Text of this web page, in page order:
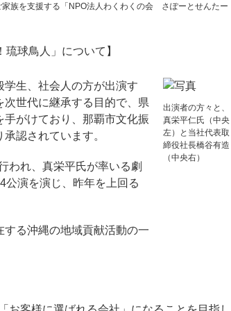
族を支援する「NPO法人わくわくの会 さぽーとせんたー
球鳥人」について】
生、社会人の方が出演す
世代に継承する目的で、県
がけており、那覇市文化振
認されています。
出演者の方々と、
真栄平仁氏（中央
左）と当社代表取
締役社長橋谷有造
（中央右）
われ、真栄平氏が率いる劇
公演を演じ、昨年を上回る
る沖縄の地域貢献活動の一